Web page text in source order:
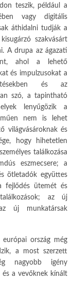
teszik, például a
vagy digitális
áthidalni tudják a
szakvásárt
A drupa az ágazati
ahol a lehető
és impulzusokat a
és az
szó, a tapintható
lenyűgözik a
nem is lehet
világvásároknak és
hogy hihetetlen
találkozása
eszmecsere; a
ötletadók együttes
fejlődés ütemét és
az új
az új munkatársak
európai ország még
a most szerzett
nagyobb igény
és a vevőknek kínált